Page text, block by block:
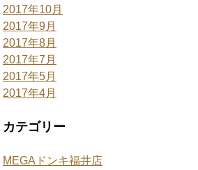
2017年10月
2017年9月
2017年8月
2017年7月
2017年5月
2017年4月
カテゴリー
MEGAドンキ福井店